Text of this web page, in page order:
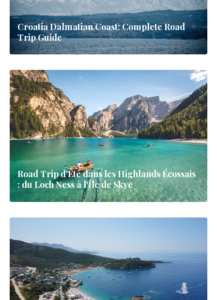
Croatia Dalmatian Coast: Complete Road
Trip Guide
Road Trip d'Été dans les Highlands Écossais
: du Loch Ness à l'Île de Skye